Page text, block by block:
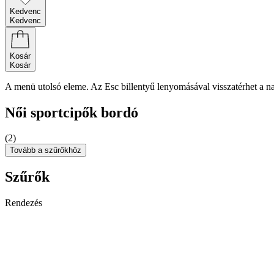
Kedvenc
Kedvenc
Kosár
Kosár
A menü utolsó eleme. Az Esc billentyű lenyomásával visszatérhet a
Női sportcipők bordó
(2)
Tovább a szűrőkhöz
Szűrők
Rendezés